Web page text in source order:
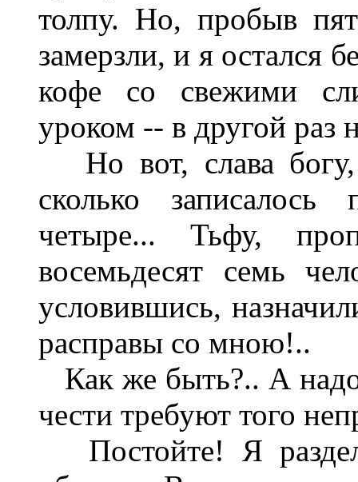
толпу. Но, пробыв
замерзли, и я остался
кофе со свежими
уроком -- в другой раз
Но вот, слава богу,
сколько
четыре... Тьфу,
восемьдесят семь
условившись,
расправы со мною!..
Как же быть?.. А
чести требуют того
Постойте! Я